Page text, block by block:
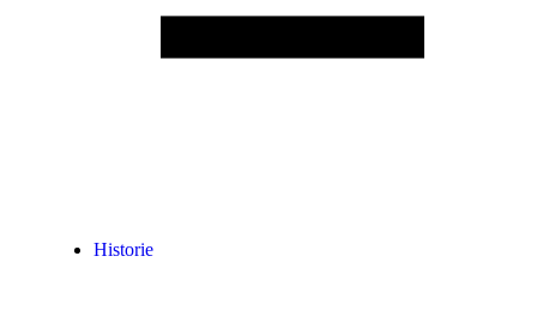
Historie